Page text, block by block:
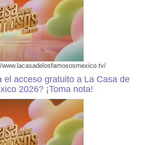
el acceso gratuito a La Casa de
2026? ¡Toma nota!